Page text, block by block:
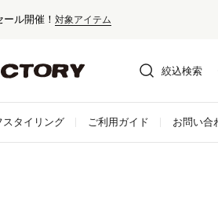
セール対象外アイテムは10%ポイン
絞込検索
スタイリング ご利用ガイド お問い合